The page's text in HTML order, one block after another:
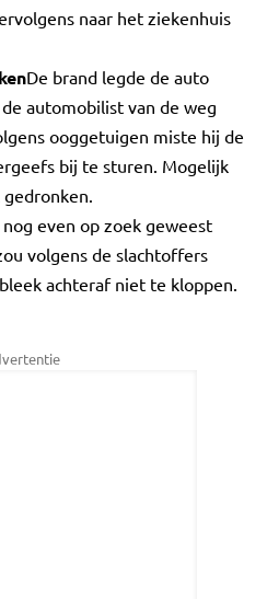
naar het ziekenhuis
De brand legde de auto
automobilist van de weg
ooggetuigen miste hij de
bij te sturen. Mogelijk
even op zoek geweest
volgens de slachtoffers
achteraf niet te kloppen.